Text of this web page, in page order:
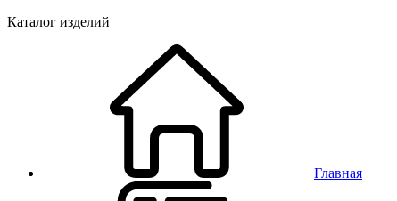
Каталог изделий
Главная